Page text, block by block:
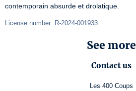
contemporain absurde et drolatique.
License number: R-2024-001933
See more
Contact us
Les 400 Coups